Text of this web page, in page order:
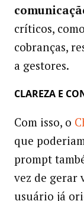
críticos,
cobranças,
a gestores.
CLAREZA E
Com isso, o
que
prompt
vez de gerar
usuário já